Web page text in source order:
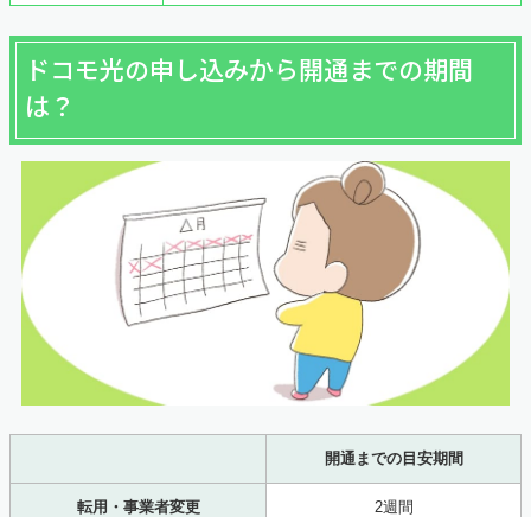
ドコモ光の申し込みから開通までの期間
は？
開通までの目安期間
転用・事業者変更 2週間